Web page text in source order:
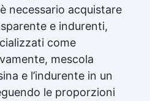
necessario acquistare
e indurenti,
come
mescola
e l’indurente in un
le proporzioni